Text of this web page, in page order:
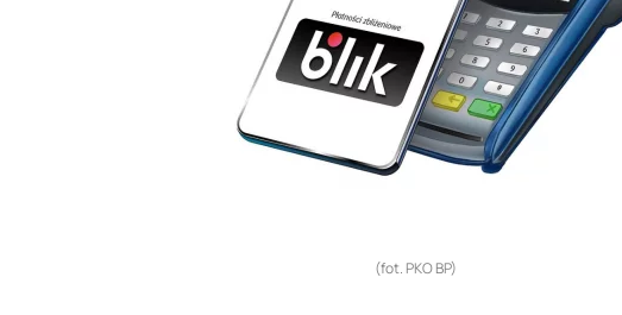
(fot. PKO BP)